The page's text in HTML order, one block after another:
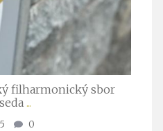
filharmonický sbor
...
0